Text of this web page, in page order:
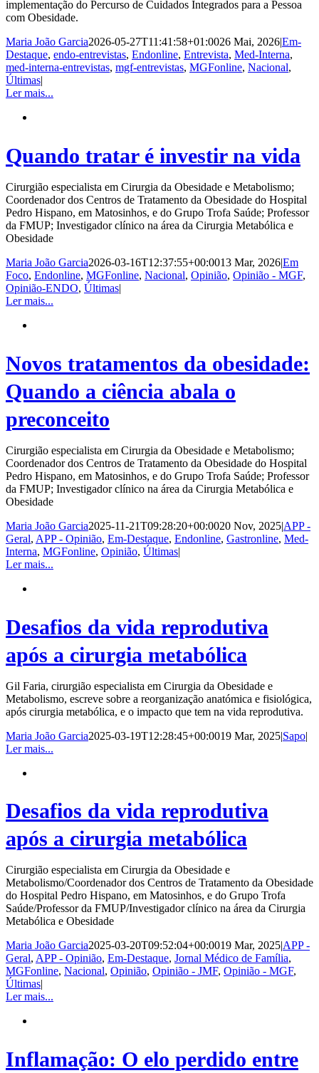
implementação do Percurso de Cuidados Integrados para a Pessoa
com Obesidade.
Maria João Garcia2026-05-27T11:41:58+01:0026 Mai, 2026|Em-
Destaque, endo-entrevistas, Endonline, Entrevista, Med-Interna,
med-interna-entrevistas, mgf-entrevistas, MGFonline, Nacional,
Últimas|
Ler mais...
Quando tratar é investir na vida
Cirurgião especialista em Cirurgia da Obesidade e Metabolismo;
Coordenador dos Centros de Tratamento da Obesidade do Hospital
Pedro Hispano, em Matosinhos, e do Grupo Trofa Saúde; Professor
da FMUP; Investigador clínico na área da Cirurgia Metabólica e
Obesidade
Maria João Garcia2026-03-16T12:37:55+00:0013 Mar, 2026|Em
Foco, Endonline, MGFonline, Nacional, Opinião, Opinião - MGF,
Opinião-ENDO, Últimas|
Ler mais...
Novos tratamentos da obesidade:
Quando a ciência abala o
preconceito
Cirurgião especialista em Cirurgia da Obesidade e Metabolismo;
Coordenador dos Centros de Tratamento da Obesidade do Hospital
Pedro Hispano, em Matosinhos, e do Grupo Trofa Saúde; Professor
da FMUP; Investigador clínico na área da Cirurgia Metabólica e
Obesidade
Maria João Garcia2025-11-21T09:28:20+00:0020 Nov, 2025|APP -
Geral, APP - Opinião, Em-Destaque, Endonline, Gastronline, Med-
Interna, MGFonline, Opinião, Últimas|
Ler mais...
Desafios da vida reprodutiva
após a cirurgia metabólica
Gil Faria, cirurgião especialista em Cirurgia da Obesidade e
Metabolismo, escreve sobre a reorganização anatómica e fisiológica,
após cirurgia metabólica, e o impacto que tem na vida reprodutiva.
Maria João Garcia2025-03-19T12:28:45+00:0019 Mar, 2025|Sapo|
Ler mais...
Desafios da vida reprodutiva
após a cirurgia metabólica
Cirurgião especialista em Cirurgia da Obesidade e
Metabolismo/Coordenador dos Centros de Tratamento da Obesidade
do Hospital Pedro Hispano, em Matosinhos, e do Grupo Trofa
Saúde/Professor da FMUP/Investigador clínico na área da Cirurgia
Metabólica e Obesidade
Maria João Garcia2025-03-20T09:52:04+00:0019 Mar, 2025APP -
Geral, APP - Opinião, Em-Destaque, Jornal Médico de Família,
MGFonline, Nacional, Opinião, Opinião - JMF, Opinião - MGF,
Últimas
Ler mais...
Inflamação: O elo perdido entre